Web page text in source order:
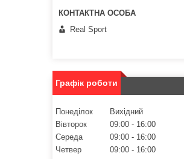
Real Sport
Графік роботи
Понеділок
Вихідний
Вівторок
09:00
16:00
Середа
09:00
16:00
Четвер
09:00
16:00